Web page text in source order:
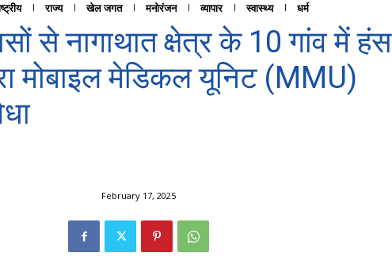
राज्य खेल जगत मनोरंजन व्यापार स्वास्थ्य धर्म
से नागाथात क्षेत्र के 10 गांव में हंस
मोबाइल मेडिकल यूनिट (MMU)
February 17, 2025